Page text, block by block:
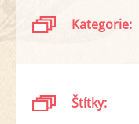
Kategorie:
Štítky: